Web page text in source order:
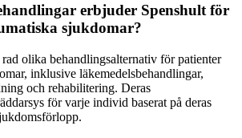
erbjuder Spenshult för
sjukdomar?
olika behandlingsalternativ för patienter
inklusive läkemedelsbehandlingar,
och rehabilitering. Deras
för varje individ baserat på deras